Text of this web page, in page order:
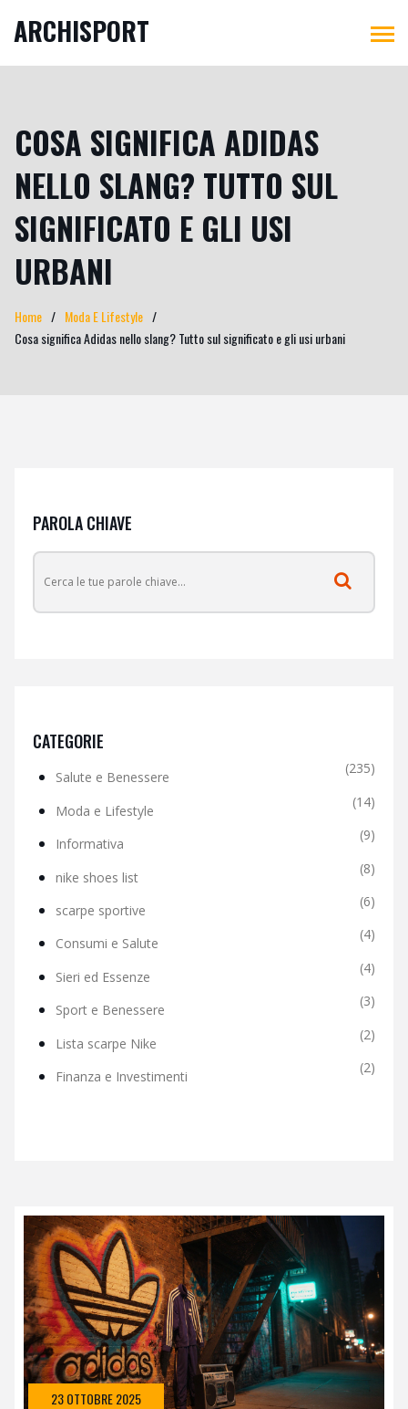
ARCHISPORT
COSA SIGNIFICA ADIDAS
NELLO SLANG? TUTTO SUL
SIGNIFICATO E GLI USI
URBANI
Home
Moda E Lifestyle
Cosa significa Adidas nello slang? Tutto sul significato e gli usi urbani
PAROLA CHIAVE
CATEGORIE
Salute e Benessere
(235)
Moda e Lifestyle
(14)
Informativa
(9)
nike shoes list
(8)
scarpe sportive
(6)
Consumi e Salute
(4)
Sieri ed Essenze
(4)
Sport e Benessere
(3)
Lista scarpe Nike
(2)
Finanza e Investimenti
(2)
23 OTTOBRE 2025